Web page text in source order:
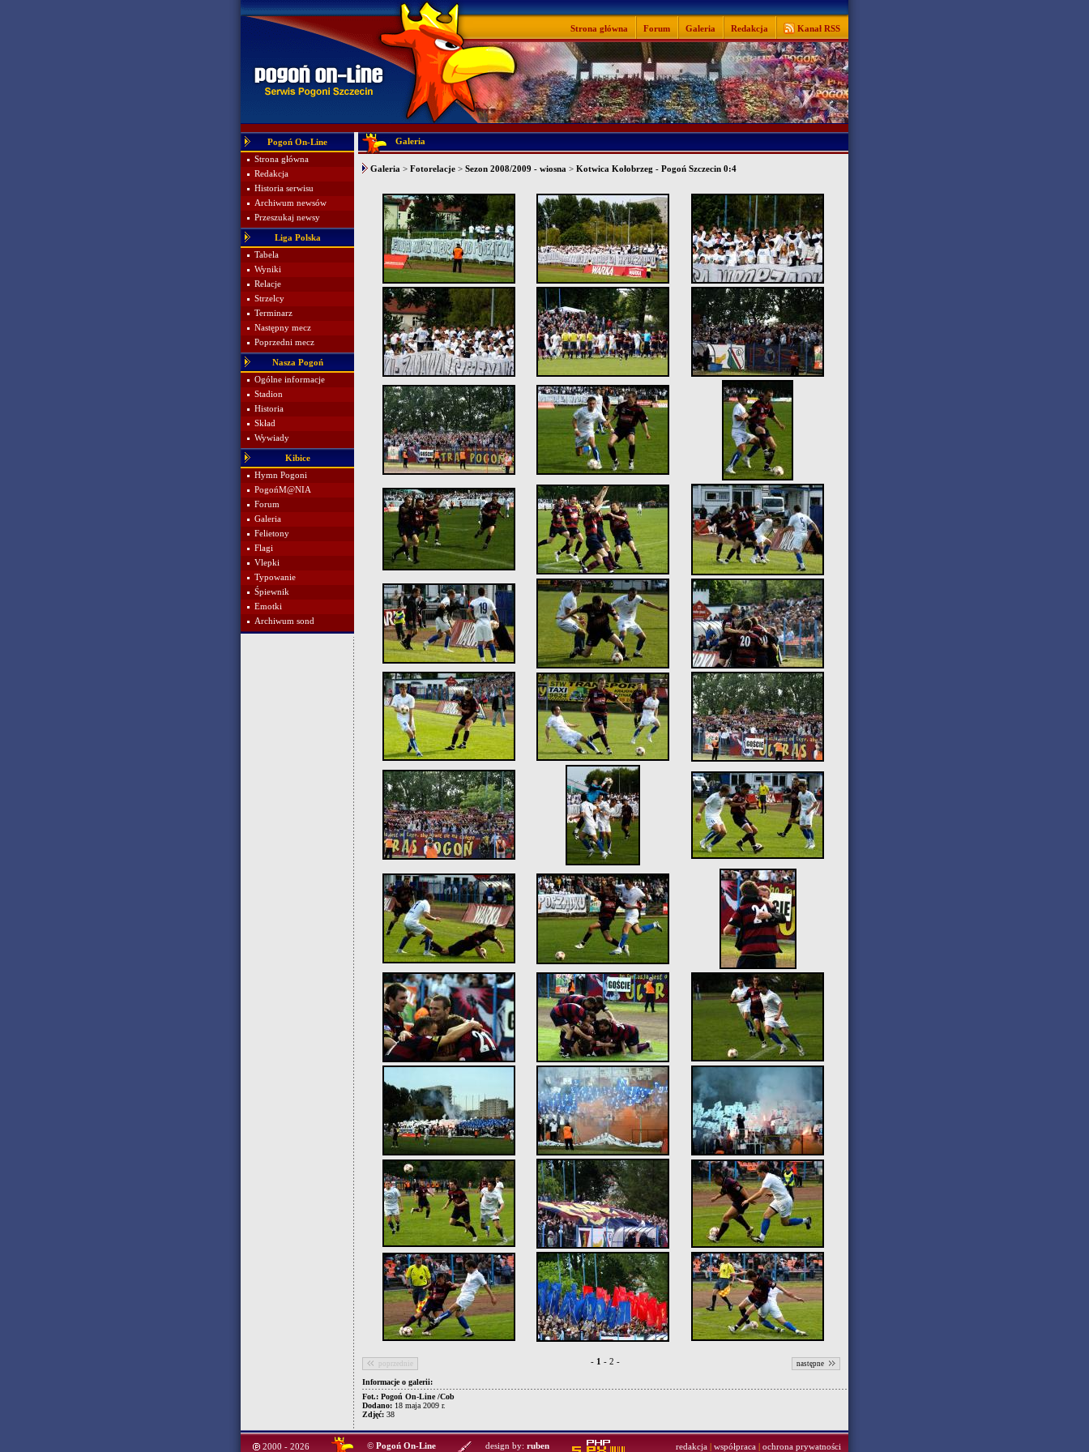
Strona główna Forum Galeria Redakcja Kanał RSS
Pogoń On-Line
Strona główna
Redakcja
Historia serwisu
Archiwum newsów
Przeszukaj newsy
Liga Polska
Tabela
Wyniki
Relacje
Strzelcy
Terminarz
Następny mecz
Poprzedni mecz
Nasza Pogoń
Ogólne informacje
Stadion
Historia
Skład
Wywiady
Kibice
Hymn Pogoni
PogońM@NIA
Forum
Galeria
Felietony
Flagi
Vlepki
Typowanie
Śpiewnik
Emotki
Archiwum sond
Galeria
Galeria > Fotorelacje > Sezon 2008/2009 - wiosna > Kotwica Kołobrzeg - Pogoń Szczecin 0:4
poprzednie następne
- 1 - 2 -
Informacje o galerii:
Fot.: Pogoń On-Line /Cob
Dodano: 18 maja 2009 r.
Zdjęć: 38
2000 - 2026 © Pogoń On-Line design by: ruben redakcja współpraca ochrona prywatności